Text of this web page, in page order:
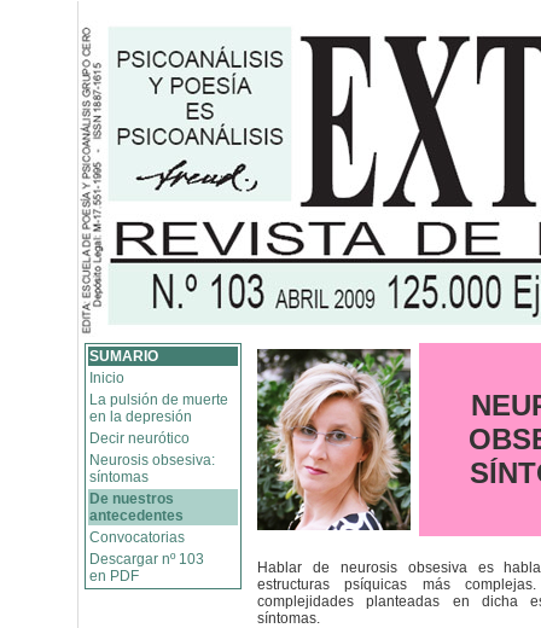
SUMARIO
Inicio
La pulsión de muerte
en la depresión
Decir neurótico
Neurosis obsesiva:
síntomas
De nuestros
antecedentes
Convocatorias
Descargar nº 103
en PDF
Hablar de neurosis obsesiva es
estructuras psíquicas más
complejidades planteadas en dicha
síntomas.